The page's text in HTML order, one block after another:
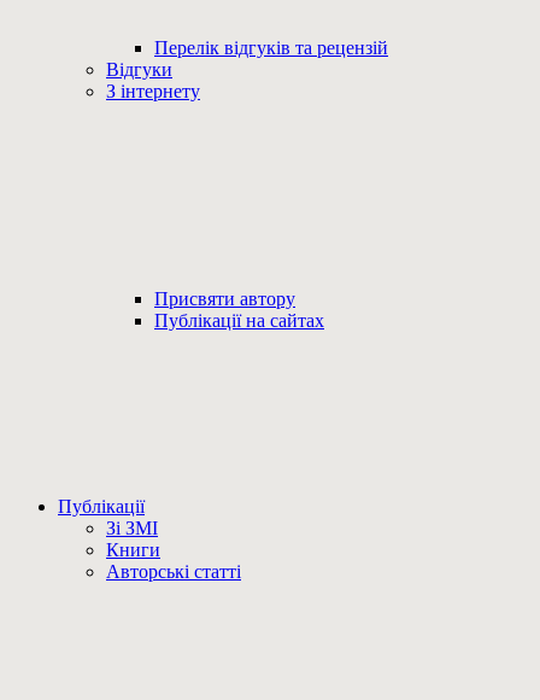
Перелік відгуків та рецензій
Відгуки
З інтернету
Присвяти автору
Публікації на сайтах
Публікації
Зі ЗМІ
Книги
Авторські статті